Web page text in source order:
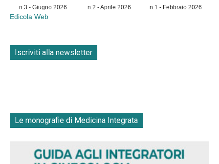
n.3 - Giugno 2026 n.2 - Aprile 2026 n.1 - Febbraio 2026
Edicola Web
Iscriviti alla newsletter
Le monografie di Medicina Integrata